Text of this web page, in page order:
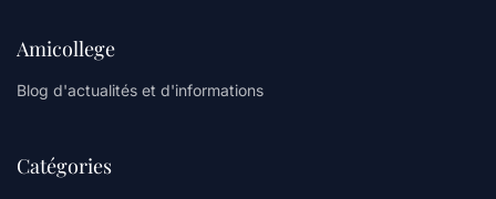
Amicollege
Blog d'actualités et d'informations
Catégories